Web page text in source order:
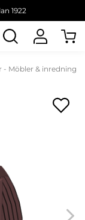
1922
- Möbler & inredning